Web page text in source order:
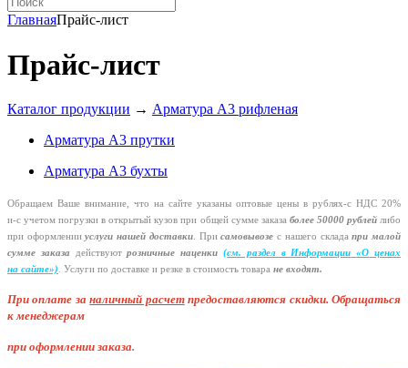
ГлавнаяПрайс-лист
Прайс-лист
Каталог продукции → Арматура А3 рифленая
Арматура А3 прутки
Арматура А3 бухты
Обращаем Ваше внимание, что на сайте указаны оптовые цены в рублях-с НДС 20%
и-с учетом погрузки в открытый кузов при общей сумме заказа более 50000 рублейлибо
при оформленииуслуги нашей доставки. Присамовывозе с нашего складапри малой
сумме заказа
действуютрозничные наценки (см. раздел в Информации «О ценах
на сайте»). Услуги по доставке и резке в стоимость товара не входят.
При оплате заналичный расчет предоставляются скидки. Обращаться
к менеджерам
при оформлении заказа.